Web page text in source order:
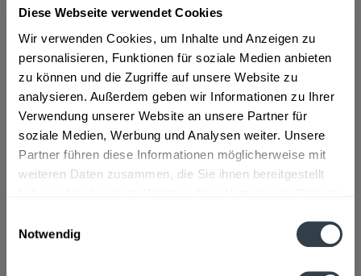
Diese Webseite verwendet Cookies
Wir verwenden Cookies, um Inhalte und Anzeigen zu
personalisieren, Funktionen für soziale Medien anbieten
zu können und die Zugriffe auf unsere Website zu
analysieren. Außerdem geben wir Informationen zu Ihrer
Verwendung unserer Website an unsere Partner für
soziale Medien, Werbung und Analysen weiter. Unsere
Partner führen diese Informationen möglicherweise mit
weiteren Daten zusammen, die Sie ihnen bereitgestellt
Notwendig
Vorrätig
MEHRWEG
+4,50 € Pfand
In den Warenkorb
Artikel-Nr.:
22256
Verfügbar in: